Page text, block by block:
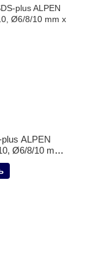
ALPEN
Ø6/8/10 mm x